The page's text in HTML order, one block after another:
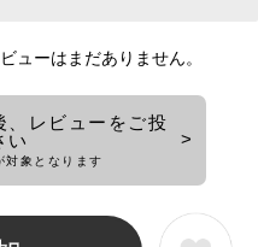
ューはまだありません。
、レビューをご投
い
象となります